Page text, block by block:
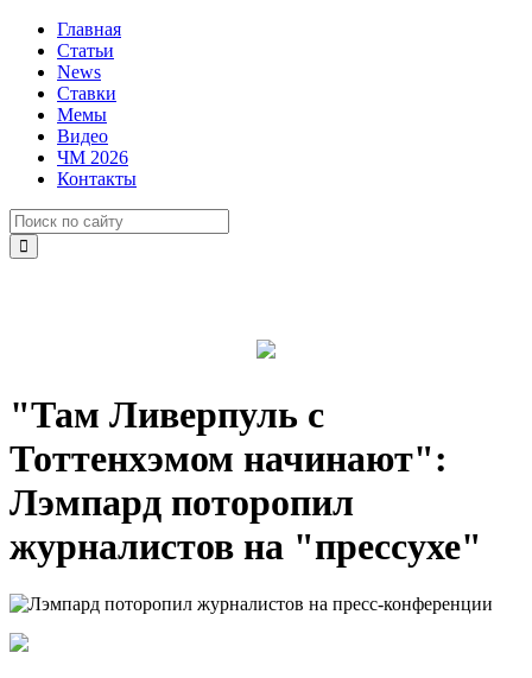
Главная
Статьи
News
Ставки
Мемы
Видео
ЧМ 2026
Контакты
"Там Ливерпуль с
Тоттенхэмом начинают":
Лэмпард поторопил
журналистов на "прессухе"